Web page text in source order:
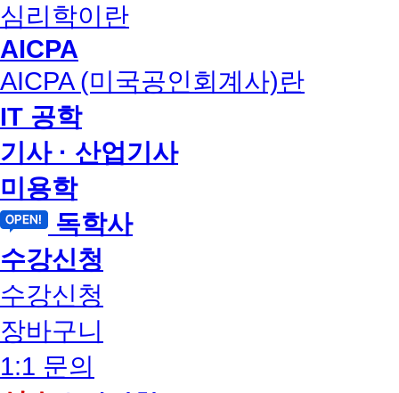
심리학이란
AICPA
AICPA (미국공인회계사)란
IT 공학
기사 · 산업기사
미용학
독학사
수강신청
수강신청
장바구니
1:1 문의